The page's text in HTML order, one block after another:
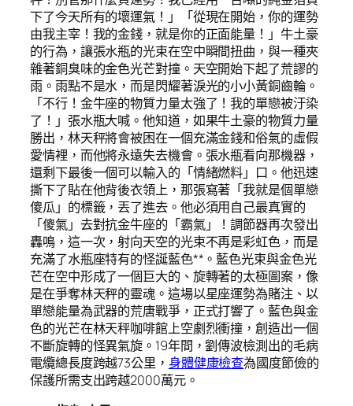
下了今天所有的壞運氣！」「從現在開始，你的運勢
由我主宰！我的金錢，就是你的正面能量！」牛土豪
的行為，讓張水瓶的光束在空中瞬間扭曲，與一種夾
雜著銅臭味的金色光芒對撞。天空開始下起了荒謬的
雨。雨點不是水，而是閃耀著淚光的小小黃銅齒輪。
「不行！金牛座的物質力量太強了！我的單戀被汙染
了！」張水瓶大喊。他知道，如果牛土豪的物質力量
勝出，林天秤將會被困在一個充滿金錢和俗氣的虛假
愛情裡，而他將永遠失去機會。張水瓶看向那機器，
還剩下最後一個可以輸入的「情緒燃料」口。他迅速
撕下了貼在他背後衣領上，那張寫著「我就是個單戀
傻瓜」的標籤，丟了進去。他必須用自己最真實的
「傻氣」去對抗金牛座的「霸氣」！調節器再次發出
轟鳴，這一次，射向天空的光束不再是彩虹色，而是
充滿了水瓶座特有的怪誕藍色**。藍色光束與金色光
芒在空中形成了一個巨大的、旋轉著的太極圖案，像
是在爭奪林天秤的靈魂。這場以星座運勢為賭注、以
單戀能量為武器的荒唐戰爭，正式打響了。藍色與金
色的光芒在林天秤咖啡館上空劇烈衝撞，創造出一個
不斷旋轉的怪異氣旋。19年間，劉傳波檢測出的毛病
電纜總長度跨越73公里， 身體健康檢查為國度節儉的
保護所需支出跨越2000萬元。